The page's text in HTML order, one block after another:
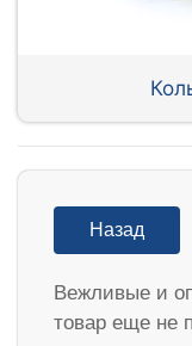
Назад
Вежливые и
товар еще не